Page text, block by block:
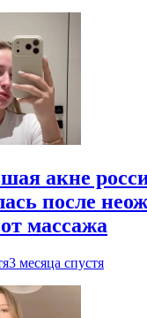
акне
после
массажа
3 месяца спустя